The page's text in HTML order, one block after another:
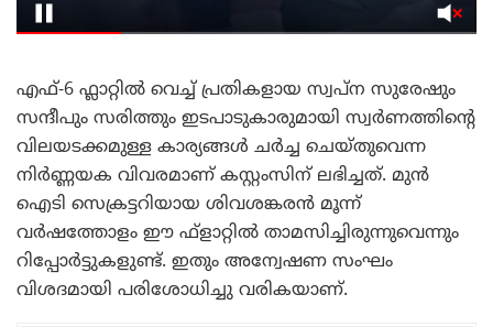
എഫ്-6 ഫ്ലാറ്റിൽ വെച്ച് പ്രതികളായ സ്വപ്ന സുരേഷും
സന്ദീപും സരിത്തും ഇടപാടുകാരുമായി സ്വർണത്തിന്റെ
വിലയടക്കമുള്ള കാര്യങ്ങൾ ചർച്ച ചെയ്തുവെന്ന
നിർണ്ണയക വിവരമാണ് കസ്റ്റംസിന് ലഭിച്ചത്. മുൻ
ഐടി സെക്രട്ടറിയായ ശിവശങ്കരൻ മൂന്ന്
വർഷത്തോളം ഈ ഫ്ളാറ്റിൽ താമസിച്ചിരുന്നുവെന്നും
റിപ്പോർട്ടുകളുണ്ട്. ഇതും അന്വേഷണ സംഘം
വിശദമായി പരിശോധിച്ചു വരികയാണ്.